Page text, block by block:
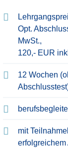
Opt.
MwSt.,
120,- EUR
12 Wochen
mit